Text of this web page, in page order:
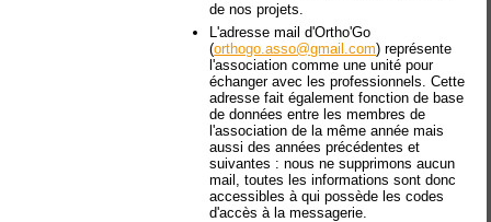
de nos projets.
L'adresse mail d'Ortho'Go
(orthogo.asso@gmail.com) représente
l'association comme une unité pour
échanger avec les professionnels. Cette
adresse fait également fonction de base
de données entre les membres de
l'association de la même année mais
aussi des années précédentes et
suivantes : nous ne supprimons aucun
mail, toutes les informations sont donc
accessibles à qui possède les codes
d'accès à la messagerie.